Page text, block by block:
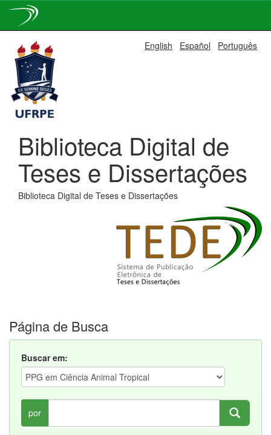
navigation
English Español Português
Biblioteca Digital de
Teses e Dissertações
Biblioteca Digital de Teses e Dissertações
Página de Busca
Buscar em:
por